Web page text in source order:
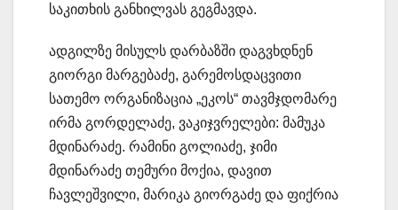
საკითხის განხილვას გეგმავდა.
ადგილზე მისულს დარბაზში დაგვხდნენ
გიორგი მარგებაძე, გარემოსდაცვითი
სათემო ორგანიზაცია „ეკოს“ თავმჯდომარე
ირმა გორდელაძე, ვაკიჯვრელები: მამუკა
მდინარაძე. რამინი გოლიაძე, ჯიმი
მდინარაძე თემური მოქია, დავით
ჩავლეშვილი, მარიკა გიორგაძე და ფიქრია